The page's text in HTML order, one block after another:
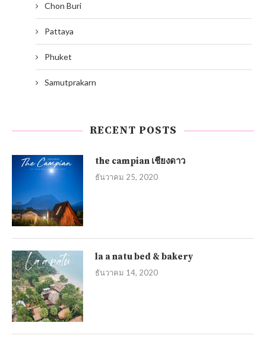
Chon Buri
Pattaya
Phuket
Samutprakarn
RECENT POSTS
the campian เชียงดาว
ธันวาคม 25, 2020
la a natu bed & bakery
ธันวาคม 14, 2020